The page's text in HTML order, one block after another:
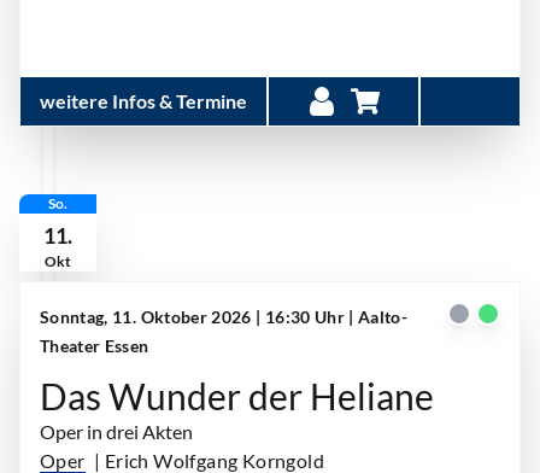
weitere Infos & Termine
So.
11.
Okt
Sonntag, 11. Oktober 2026 | 16:30 Uhr | Aalto-
Theater Essen
Das Wunder der Heliane
Oper in drei Akten
Oper | Erich Wolfgang Korngold